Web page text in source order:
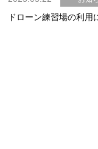
文字サイズ
ドローン練習場の利用